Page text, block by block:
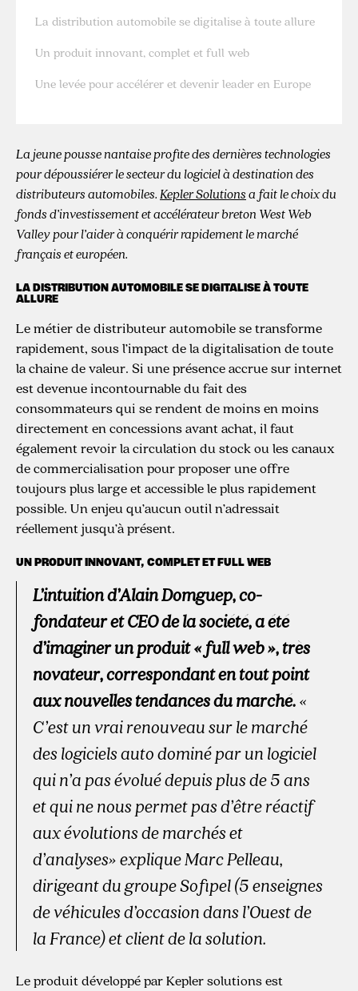
La jeune pousse nantaise profite des dernières technologies
pour dépoussiérer le secteur du logiciel à destination des
distributeurs automobiles.Kepler Solutionsa fait le choix du
fonds d’investissement et accélérateur breton West Web
Valley pour l’aider à conquérir rapidement le marché
français et européen.
LA DISTRIBUTION AUTOMOBILE SE DIGITALISE À TOUTE
ALLURE
Le métier de distributeur automobile se transforme
rapidement, sous l’impact de la digitalisation de toute
la chaine de valeur. Si une présence accrue sur internet
est devenue incontournable du fait des
consommateurs qui se rendent de moins en moins
directement en concessions avant achat, il faut
également revoir la circulation du stock ou les canaux
de commercialisation pour proposer une offre
toujours plus large et accessible le plus rapidement
possible. Un enjeu qu’aucun outil n’adressait
réellement jusqu’à présent.
UN PRODUIT INNOVANT, COMPLET ET FULL WEB
L’intuition d’Alain Domguep, co-
fondateur et CEO de la société, a été
d’imaginer un produit « full web », très
novateur, correspondant en tout point
aux nouvelles tendances du marché.«
C’est un vrai renouveau sur le marché
des logiciels auto dominé par un logiciel
qui n’a pas évolué depuis plus de 5 ans
et qui ne nous permet pas d’être réactif
aux évolutions de marchés et
d’analyses» explique Marc Pelleau,
dirigeant du groupe Sofipel (5 enseignes
de véhicules d’occasion dans l’Ouest de
la France) et client de la solution.
Le produit développé par Kepler solutions est
La distribution automobile se digitalise à toute allure
Un produit innovant, complet et full web
Une levée pour accélérer et devenir leader en Europe